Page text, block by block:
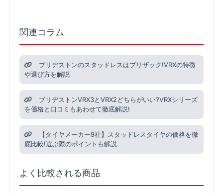
関連コラム
ブリヂストンのスタッドレスはブリザック!VRXの特徴
や選び方を解説
ブリヂストンVRX3とVRX2どちらがいい?VRXシリーズ
を価格と口コミもあわせて徹底解説!
【タイヤメーカー9社】スタッドレスタイヤの価格を徹
底比較!選ぶ際のポイントも解説
よく比較される商品